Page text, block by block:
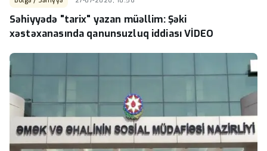
Səhiyyədə "tarix" yazan müəllim: Şəki
xəstəxanasında qanunsuzluq iddiası VİDEO